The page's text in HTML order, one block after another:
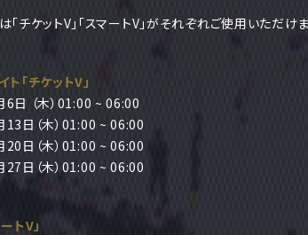
チケットV」「スマートV」がそれぞれご使用いただけ
「チケットV」
日 （木）01:00 ~ 06:00
日（木）01:00 ~ 06:00
日（木）01:00 ~ 06:00
日（木）01:00 ~ 06:00
トV」